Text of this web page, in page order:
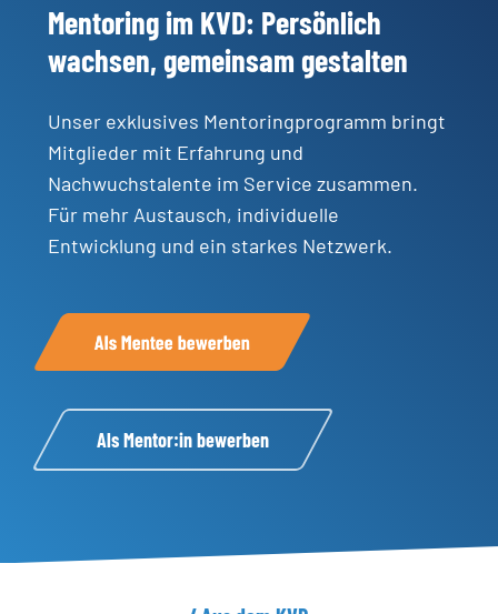
Mentoringim KVD: Persönlich
wachsen, gemeinsam gestalten
Unser exklusives Mentoringprogramm bringt
Mitglieder mit Erfahrung und
Nachwuchstalente im Service zusammen.
Für mehr Austausch, individuelle
Entwicklung und ein starkes Netzwerk.
Als Mentee bewerben
Als Mentor:in bewerben